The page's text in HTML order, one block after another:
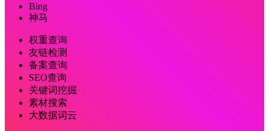
Bing
神马
权重查询
友链检测
备案查询
SEO查询
关键词挖掘
素材搜索
大数据词云